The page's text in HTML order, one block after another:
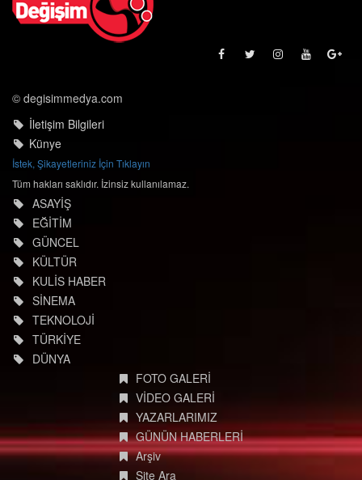
© degisimmedya.com
İletişim Bilgileri
Künye
İstek, Şikayetleriniz İçin Tıklayın
Tüm hakları saklıdır. İzinsiz kullanılamaz.
ASAYİŞ
EĞİTİM
GÜNCEL
KÜLTÜR
KULİS HABER
SİNEMA
TEKNOLOJİ
TÜRKİYE
DÜNYA
FOTO GALERİ
VİDEO GALERİ
YAZARLARIMIZ
GÜNÜN HABERLERİ
Arşiv
Site Ara